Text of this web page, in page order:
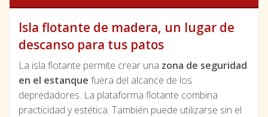
Isla flotante de madera, un lugar de
descanso para tus patos
La isla flotante permite crear una zona de seguridad
en el estanque fuera del alcance de los
depredadores. La plataforma flotante combina
practicidad y estética. También puede utilizarse sin el